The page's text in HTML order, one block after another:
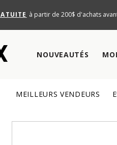
à partir de 200$ d'achats
NOUVEAUTÉS
MEILLEURS VENDEURS